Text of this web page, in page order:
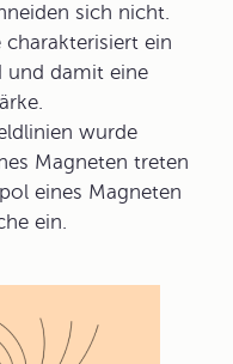
sich nicht.
charakterisiert ein
und damit eine
wurde
Magneten treten
eines Magneten
ein.